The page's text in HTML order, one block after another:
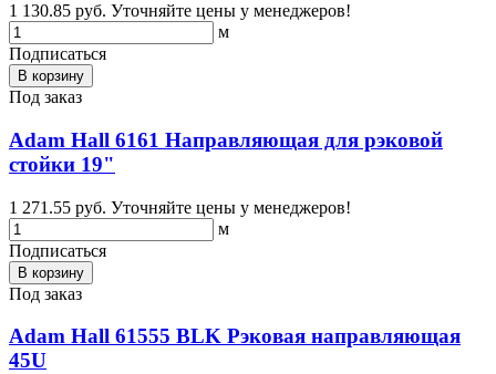
1 130.85 руб. Уточняйте цены у менеджеров!
м
Подписаться
В корзину
Под заказ
Adam Hall 6161 Направляющая для рэковой
стойки 19"
1 271.55 руб. Уточняйте цены у менеджеров!
м
Подписаться
В корзину
Под заказ
Adam Hall 61555 BLK Рэковая направляющая
45U